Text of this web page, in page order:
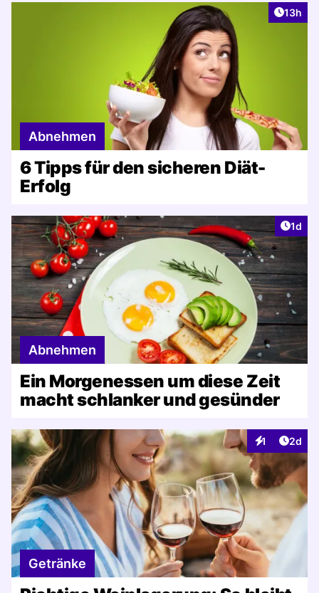
Artikel
13h
Abnehmen
6 Tipps für den sicheren Diät-
Erfolg
1d
Abnehmen
Ein Morgenessen um diese Zeit
macht schlanker und gesünder
1
Interaktionen
2d
Getränke